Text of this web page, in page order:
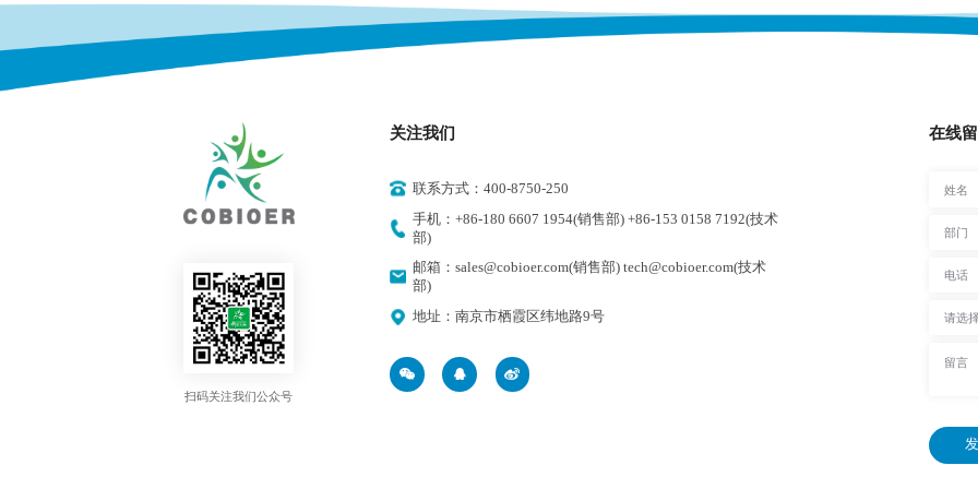
扫码关注我们公众号
关注我们
联系方式：400-8750-250
手机：+86-180 6607 1954(销售部) +86-153 0158 7192(技术
部)
邮箱：sales@cobioer.com(销售部) tech@cobioer.com(技术
部)
地址：南京市栖霞区纬地路9号
在线